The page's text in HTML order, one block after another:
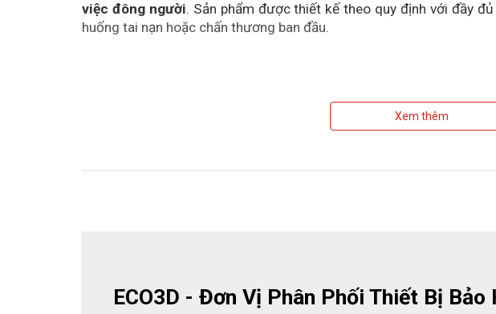
việc đông người. Sản phẩm được thiết kế theo quy định với đầy
huống tai nạn hoặc chấn thương ban đầu.
Xem thêm
ECO3D - Đơn Vị Phân Phối Thiết Bị